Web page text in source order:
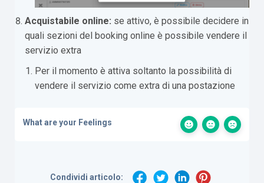
Acquistabile online: se attivo, è possibile decidere in
quali sezioni del booking online è possibile vendere il
servizio extra
Per il momento è attiva soltanto la possibilità di
vendere il servizio come extra di una postazione
What are your Feelings
Condividi articolo: